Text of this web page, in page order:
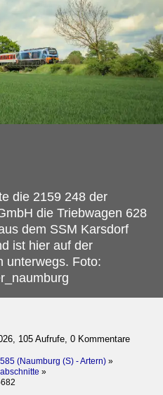
die 2159 248 der
die Triebwagen 628
dem SSM Karsdorf
ist hier auf der
unterwegs. Foto:
105 Aufrufe, 0 Kommentare
(Naumburg (S) - Artern) »
»